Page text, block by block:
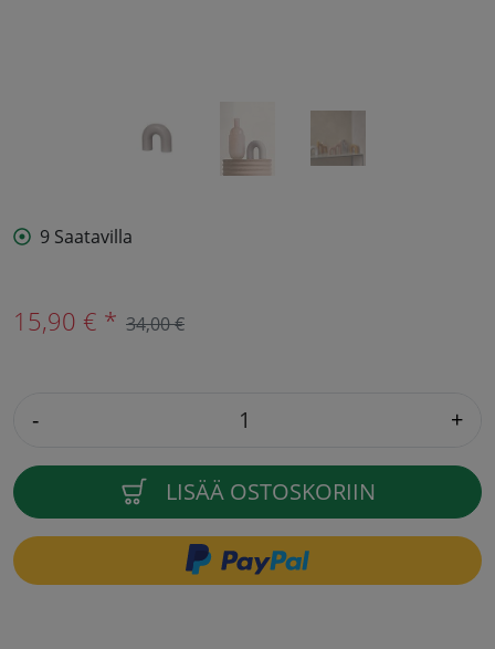
9 Saatavilla
15,90 € * 34,00 €
- +
LISÄÄ OSTOSKORIIN